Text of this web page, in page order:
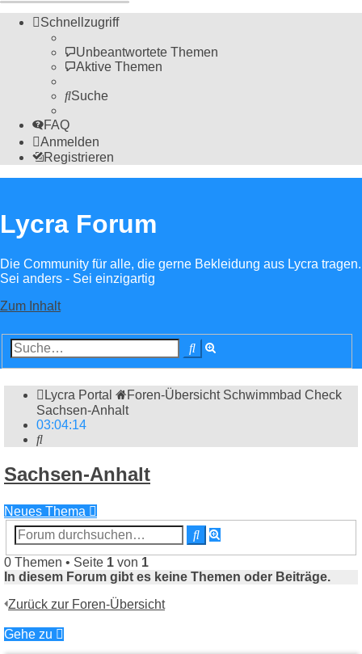
Schnellzugriff
Unbeantwortete Themen
Aktive Themen
Suche
FAQ
Anmelden
Registrieren
Lycra Forum
Die Community für alle, die gerne Bekleidung aus Lycra tragen.
Sei anders - Sei einzigartig
Zum Inhalt
Suche
Lycra Portal Foren-Übersicht Schwimmbad Check
Sachsen-Anhalt
03:04:14
Suche
Sachsen-Anhalt
Neues Thema
SucheErweiterte
Suche
0 Themen • Seite 1 von 1
In diesem Forum gibt es keine Themen oder Beiträge.
Zurück zur Foren-Übersicht
Gehe zu